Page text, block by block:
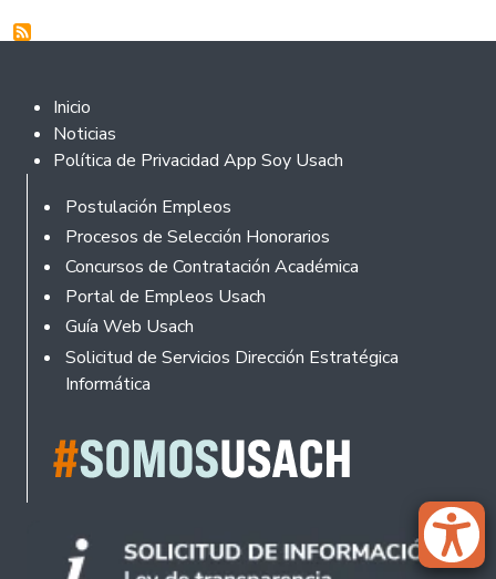
Footer 2
Inicio
Noticias
Política de Privacidad App Soy Usach
Rodapé
Postulación Empleos
Procesos de Selección Honorarios
Concursos de Contratación Académica
Portal de Empleos Usach
Guía Web Usach
Solicitud de Servicios Dirección Estratégica
Informática